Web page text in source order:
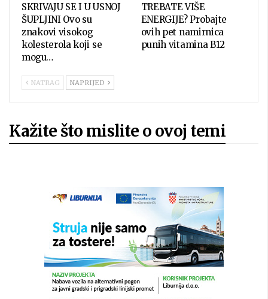
SKRIVAJU SE I U USNOJ
ŠUPLJINI Ovo su
znakovi visokog
kolesterola koji se
mogu…
TREBATE VIŠE
ENERGIJE? Probajte
ovih pet namirnica
punih vitamina B12
NATRAG NAPRIJED
Kažite što mislite o ovoj temi